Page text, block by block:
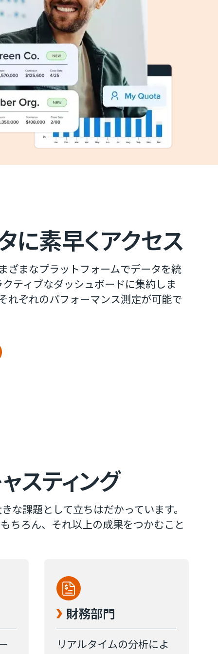
に​素早く​アクセス
ざまなプラットフォームでデータを統
ティブなダッシュボードに集約しま
れぞれのパフォーマンス測定が可能で
スティング
課題として立ちはだかっています。
ちろん、それ以上の成果をつかむこと
財務部​門
リアルタイムの分析によ